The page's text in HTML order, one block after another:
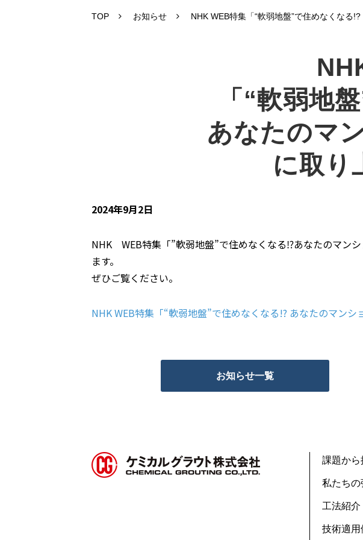
TOP お知らせ NHK WEB特集「“軟弱地盤”で住めなくなる
「“軟弱地
あなたのマ
に取り
2024年9月2日
NHK WEB特集「”軟弱地盤”で住めなくなる⁉あなたのマン
ます。
ぜひご覧ください。
NHK WEB特集「“軟弱地盤”で住めなくなる!? あなたのマンシ
お知らせ一覧
課題から
私たちの
工法紹介
技術適用